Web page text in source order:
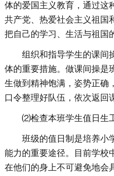
体的爱国主义教育，通过这
共产党、热爱社会主义祖国
把自己的学习、生活与祖国
组织和指导学生的课间
体的重要措施。做课间操是
生做到精神饱满，姿势正确
口令整理好队伍，依次返回
⑵检查本班学生值日生
班级的值日制是培养小
能力的重要途径。目前学校
在他们的身上不可避免地会